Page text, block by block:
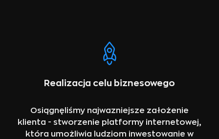
Realizacja celu biznesowego
Osiągnęliśmy najwazniejsze założenie
klienta - stworzenie platformy internetowej,
która umożliwia ludziom inwestowanie w